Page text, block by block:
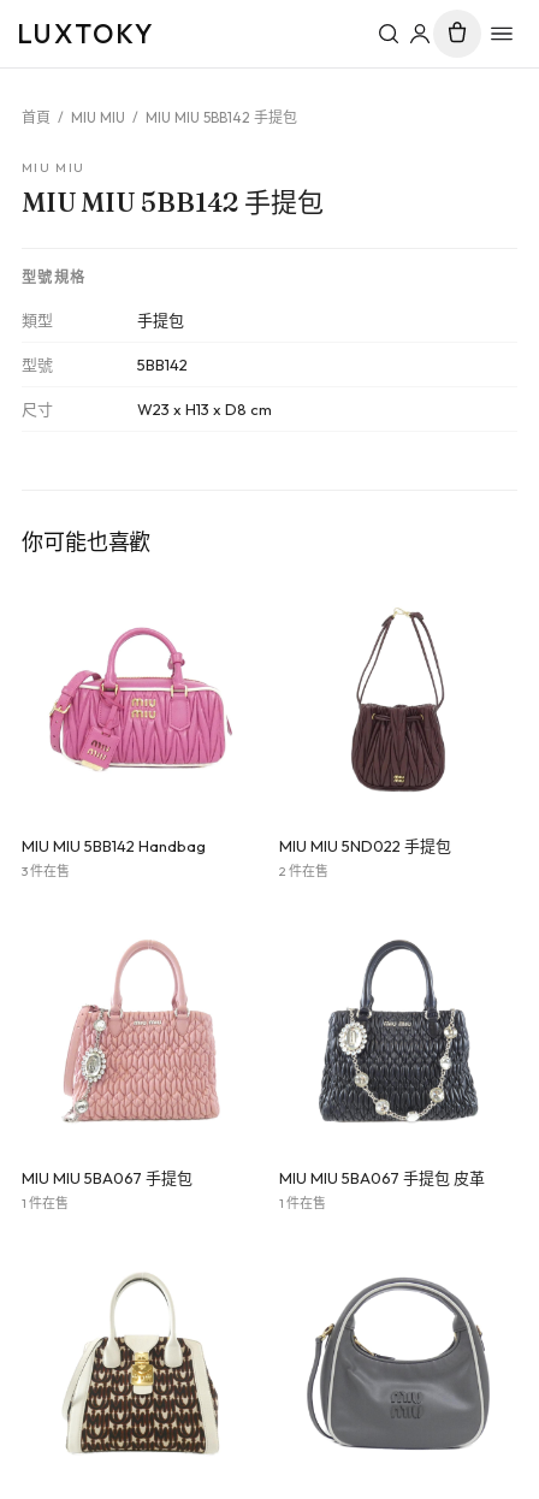
LUXTOKY
首頁 / MIU MIU / MIU MIU 5BB142 手提包
MIU MIU
MIU MIU 5BB142 手提包
型號規格
類型 手提包
型號 5BB142
尺寸 W23 x H13 x D8 cm
你可能也喜歡
MIU MIU 5BB142 Handbag
3 件在售
MIU MIU 5ND022 手提包
2 件在售
MIU MIU 5BA067 手提包
1 件在售
MIU MIU 5BA067 手提包 皮革
1 件在售